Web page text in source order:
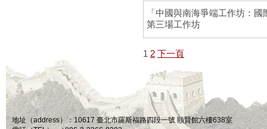
「中國與南海爭端工作坊：
第三場工作坊
1 2 下一頁
地址（address）：10617 臺北市羅斯福路四段一號 頤賢館六樓638室